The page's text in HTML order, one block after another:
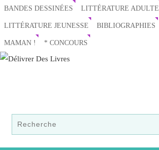
BANDES DESSINÉES LITTÉRATURE ADULTE
LITTÉRATURE JEUNESSE BIBLIOGRAPHIES
MAMAN ! * CONCOURS